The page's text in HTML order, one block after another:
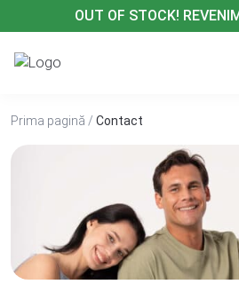
la
conținut
OUT OF STOCK!
Prima pagină / Contact